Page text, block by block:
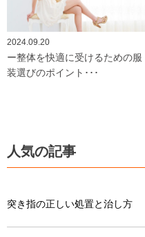
2024.09.20
ー整体を快適に受けるための服
装選びのポイント･･･
人気の記事
突き指の正しい処置と治し方